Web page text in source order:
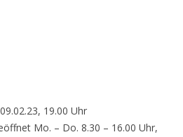
19.00 Uhr
Mo. – Do. 8.30 – 16.00 Uhr,